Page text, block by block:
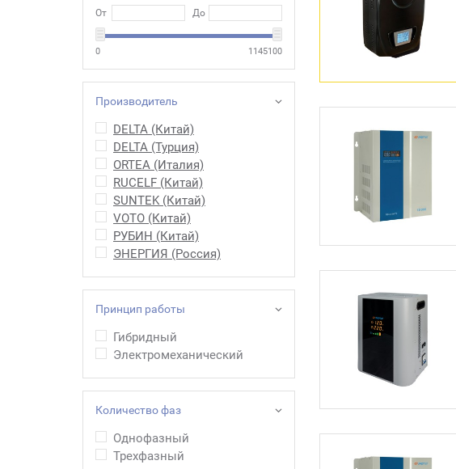
От До
0 1145100
Производитель
DELTA (Китай)
DELTA (Турция)
ORTEA (Италия)
RUCELF (Китай)
SUNTEK (Китай)
VOTO (Китай)
РУБИН (Китай)
ЭНЕРГИЯ (Россия)
Принцип работы
Гибридный
Электромеханический
Количество фаз
Однофазный
Трехфазный